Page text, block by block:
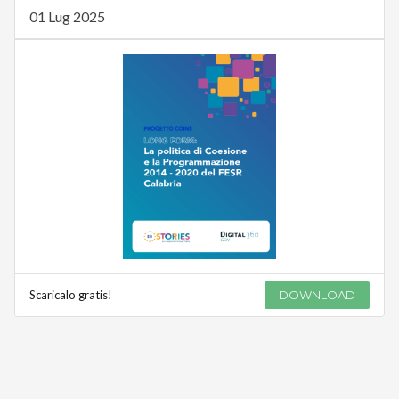
01 Lug 2025
Scaricalo gratis! DOWNLOAD